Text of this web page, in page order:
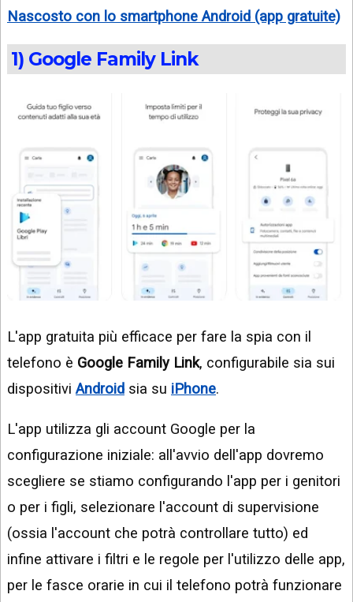
Nascosto con lo smartphone Android (app gratuite)
1) Google Family Link
L'app gratuita più efficace per fare la spia con il
telefono è Google Family Link, configurabile sia sui
dispositivi Android sia su iPhone.
L'app utilizza gli account Google per la
configurazione iniziale: all'avvio dell'app dovremo
scegliere se stiamo configurando l'app per i genitori
o per i figli, selezionare l'account di supervisione
(ossia l'account che potrà controllare tutto) ed
infine attivare i filtri e le regole per l'utilizzo delle app,
per le fasce orarie in cui il telefono potrà funzionare